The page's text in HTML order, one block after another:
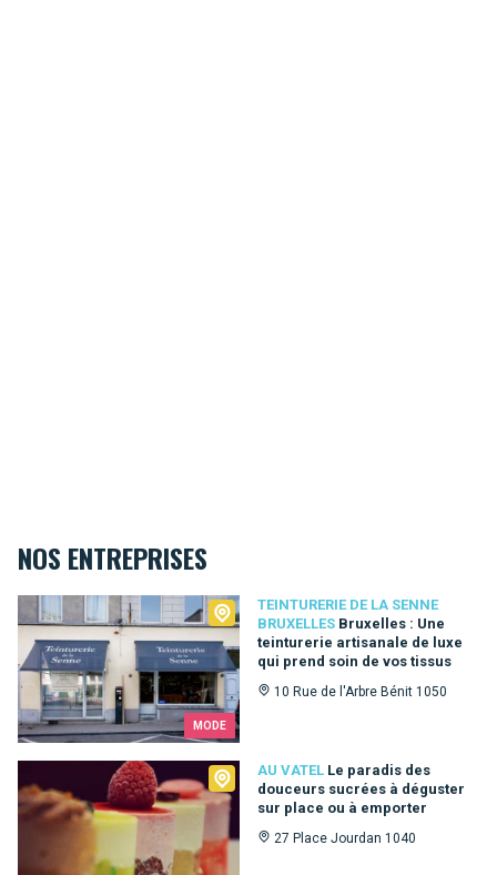
NOS ENTREPRISES
MODE
TEINTURERIE DE LA SENNE
BRUXELLES Bruxelles : Une
teinturerie artisanale de luxe
qui prend soin de vos tissus
10 Rue de l'Arbre Bénit 1050
Teinturerie de la Senne Bruxelles
AU VATEL Le paradis des
douceurs sucrées à déguster
sur place ou à emporter
27 Place Jourdan 1040